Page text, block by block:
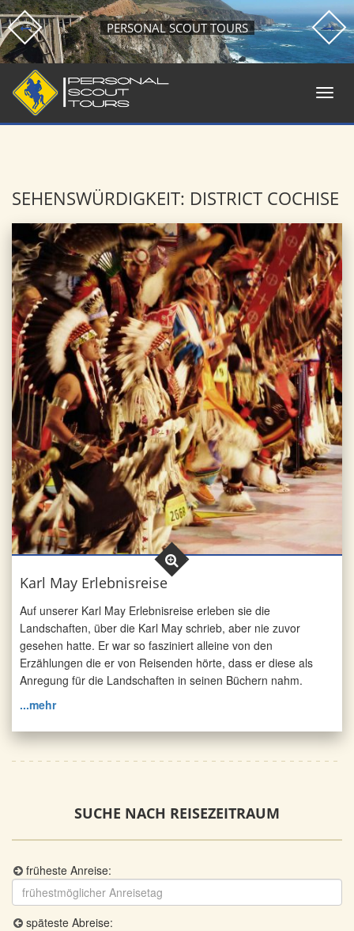
PERSONAL SCOUT TOURS
SEHENSWÜRDIGKEIT: DISTRICT COCHISE
Karl May Erlebnisreise
Auf unserer Karl May Erlebnisreise erleben sie die
Landschaften, über die Karl May schrieb, aber nie zuvor
gesehen hatte. Er war so fasziniert alleine von den
Erzählungen die er von Reisenden hörte, dass er diese als
Anregung für die Landschaften in seinen Büchern nahm.
...mehr
SUCHE NACH REISEZEITRAUM
früheste Anreise:
späteste Abreise: